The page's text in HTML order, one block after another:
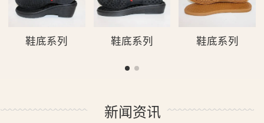
鞋底系列 鞋底系列 鞋底系列
新闻资讯